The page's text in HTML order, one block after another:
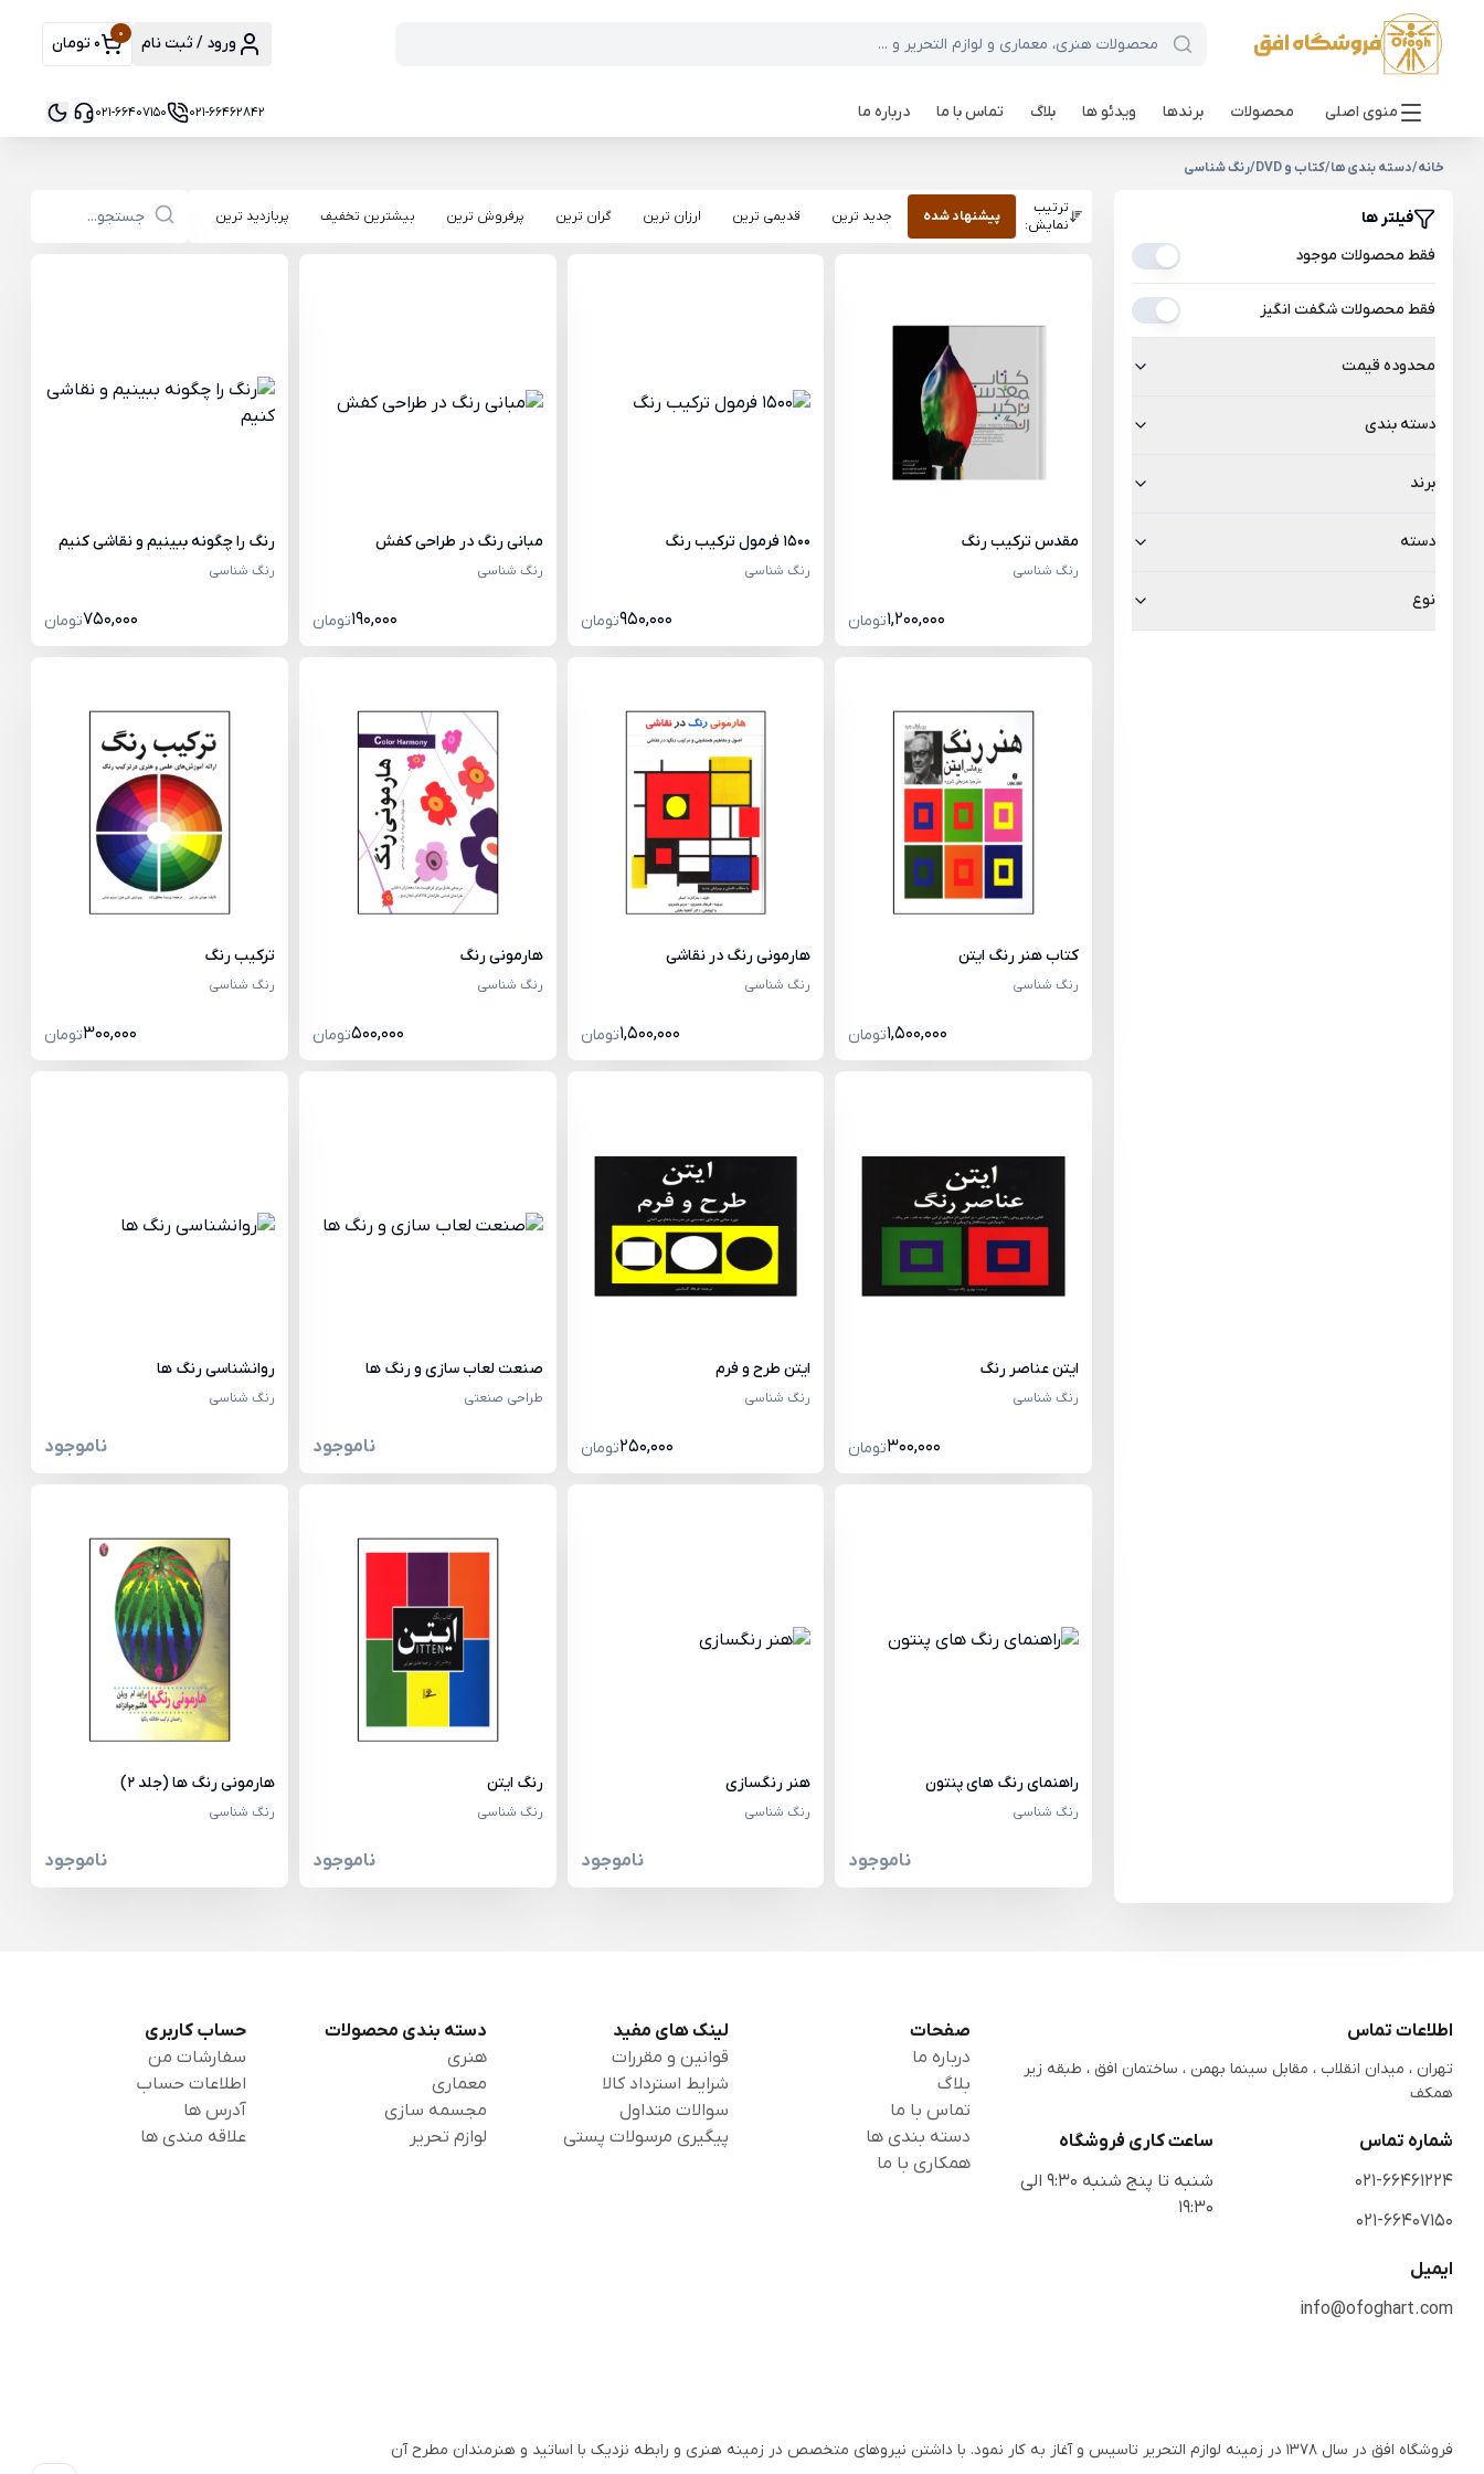
ورود / ثبت نام 0 0 تومان
منوی اصلی محصولات برندها ویدئو ها بلاگ تماس با ما درباره ما 021-66462842
021-66407150
خانه/دسته بندی ها/کتاب و DVD /رنگ شناسی
فیلتر ها
فقط محصولات موجود
فقط محصولات شگفت انگیز
محدوده قیمت
دسته بندی
برند
دسته
نوع
ترتیب
نمایش:
پیشنهاد شده جدید ترین قدیمی ترین ارزان ترین گران ترین پرفروش ترین بیشترین تخفیف پربازدید ترین
مقدس ترکیب رنگ
رنگ شناسی
1,200,000تومان
1500 فرمول ترکیب رنگ
رنگ شناسی
950,000تومان
مبانی رنگ در طراحی کفش
رنگ شناسی
190,000تومان
رنگ را چگونه ببینیم و نقاشی کنیم
رنگ شناسی
750,000تومان
کتاب هنر رنگ ایتن
رنگ شناسی
1,500,000تومان
هارمونی رنگ در نقاشی
رنگ شناسی
1,500,000تومان
هارمونی رنگ
رنگ شناسی
500,000تومان
ترکیب رنگ
رنگ شناسی
300,000تومان
ایتن عناصر رنگ
رنگ شناسی
300,000تومان
ایتن طرح و فرم
رنگ شناسی
250,000تومان
صنعت لعاب سازی و رنگ ها
طراحی صنعتی
ناموجود
روانشناسی رنگ ها
رنگ شناسی
ناموجود
راهنمای رنگ های پنتون
رنگ شناسی
ناموجود
هنر رنگسازی
رنگ شناسی
ناموجود
رنگ ایتن
رنگ شناسی
ناموجود
هارمونی رنگ ها (جلد 2)
رنگ شناسی
ناموجود
اطلاعات تماس
تهران ، میدان انقلاب ، مقابل سینما بهمن ، ساختمان افق ، طبقه زیر
همکف
شماره تماس
021-66461224
021-66407150
ساعت کاری فروشگاه
شنبه تا پنج شنبه 9:30 الی
19:30
ایمیل
info@ofoghart.com
صفحات
درباره ما
بلاگ
تماس با ما
دسته بندی ها
همکاری با ما
لینک های مفید
قوانین و مقررات
شرایط استرداد کالا
سوالات متداول
پیگیری مرسولات پستی
دسته بندی محصولات
هنری
معماری
مجسمه سازی
لوازم تحریر
حساب کاربری
سفارشات من
اطلاعات حساب
آدرس ها
علاقه مندی ها
فروشگاه افق در سال ۱۳۷۸ در زمینه لوازم التحریر تاسیس و آغاز به کار نمود. با داشتن نیروهای متخصص در زمینه هنری و رابطه نزدیک با اساتید و هنرمندان مطرح آن